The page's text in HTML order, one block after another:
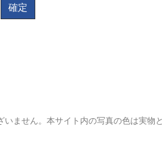
ません。本サイト内の写真の色は実物